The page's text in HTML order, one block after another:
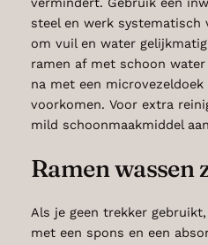
steel en werk systematisch
om vuil en water
ramen af met schoon
na met een
voorkomen. Voor extra
mild schoonmaakmiddel
Ramen
Als je geen trekker
met een spons en een